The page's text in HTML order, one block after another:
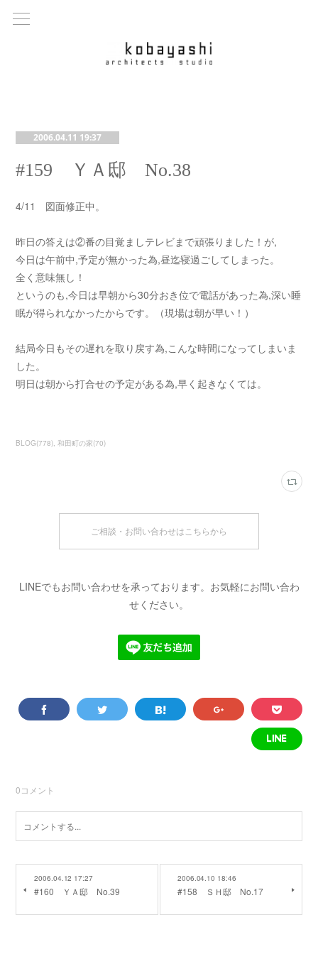
2006.04.11 19:37
#159 ＹＡ邸 No.38
4/11 図面修正中。
昨日の答えは②番の目覚ましテレビまで頑張りました！が,
今日は午前中,予定が無かった為,昼迄寝過ごしてしまった。
全く意味無し！
というのも,今日は早朝から30分おき位で電話があった為,深い睡
眠が得られなかったからです。（現場は朝が早い！）
結局今日もその遅れを取り戻す為,こんな時間になってしまいま
した。
明日は朝から打合せの予定がある為,早く起きなくては。
BLOG(778) 和田町の家(70)
ご相談・お問い合わせはこちらから
LINEでもお問い合わせを承っております。お気軽にお問い合わ
せください。
0コメント
2006.04.12 17:27
#160 ＹＡ邸 No.39
2006.04.10 18:46
#158 ＳＨ邸 No.17